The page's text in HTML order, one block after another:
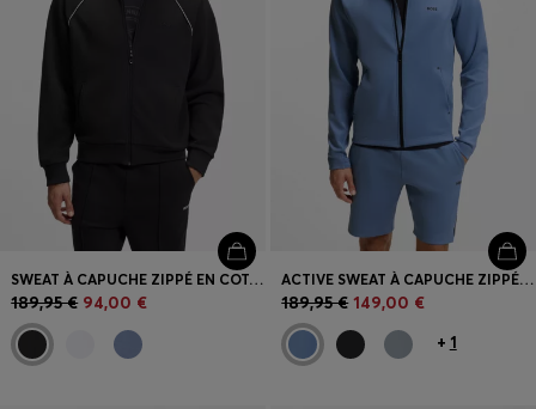
SWEAT À CAPUCHE ZIPPÉ EN COTON MÉLANGÉ À DÉTAILS PASSEPOILÉS
189,95 € 94,00 €
ACTIVE SWEAT À CAPUCHE ZIPPÉ AVEC LOGO RÉFLÉCHISSANT
189,95 € 149,00 €
+ 1